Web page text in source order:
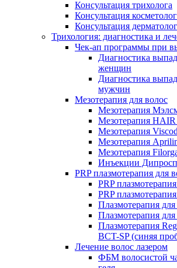
Консультация трихолога
Консультация
Консультация
Трихология: диагностика и
Чек-ап программы при
Диагностика
женщин
Диагностика
мужчин
Мезотерапия для волос
Мезотерапия
Мезотерапия
Мезотерапия
Мезотерапия
Мезотерапия
Инъекции
PRP плазмотерапия для
PRP
PRP
Плазмотерапия
Плазмотерапия
Плазмотерапия
BCT-SP (синяя
Лечение волос лазером
ФБМ волосистой